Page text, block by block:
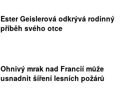
Ester Geislerová odkrývá rodinný
příběh svého otce
Ohnivý mrak nad Francií může
usnadnit šíření lesních požárů